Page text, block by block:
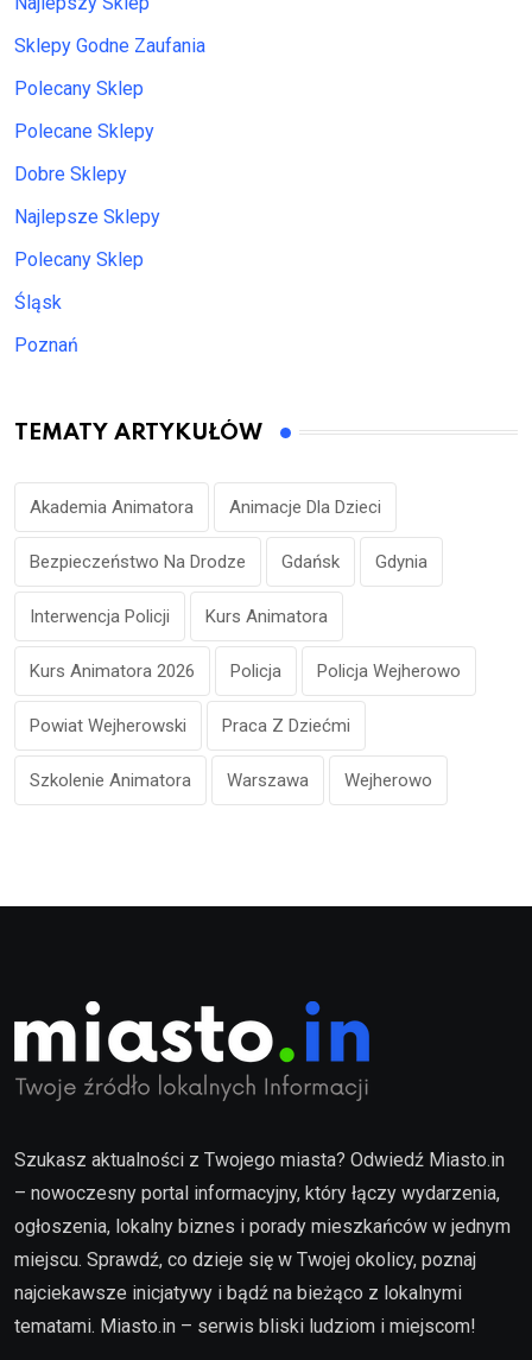
Sklepy Godne Zaufania
Polecany Sklep
Polecane Sklepy
Dobre Sklepy
Najlepsze Sklepy
Polecany Sklep
Śląsk
Poznań
TEMATY ARTYKUŁÓW
Akademia Animatora Animacje Dla Dzieci
Bezpieczeństwo Na Drodze Gdańsk Gdynia
Interwencja Policji Kurs Animatora
Kurs Animatora 2026 Policja Policja Wejherowo
Powiat Wejherowski Praca Z Dziećmi
Szkolenie Animatora Warszawa Wejherowo
Szukasz aktualności z Twojego miasta? Odwiedź Miasto.in
– nowoczesny portal informacyjny, który łączy wydarzenia,
ogłoszenia, lokalny biznes i porady mieszkańców w jednym
miejscu. Sprawdź, co dzieje się w Twojej okolicy, poznaj
najciekawsze inicjatywy i bądź na bieżąco z lokalnymi
tematami. Miasto.in – serwis bliski ludziom i miejscom!